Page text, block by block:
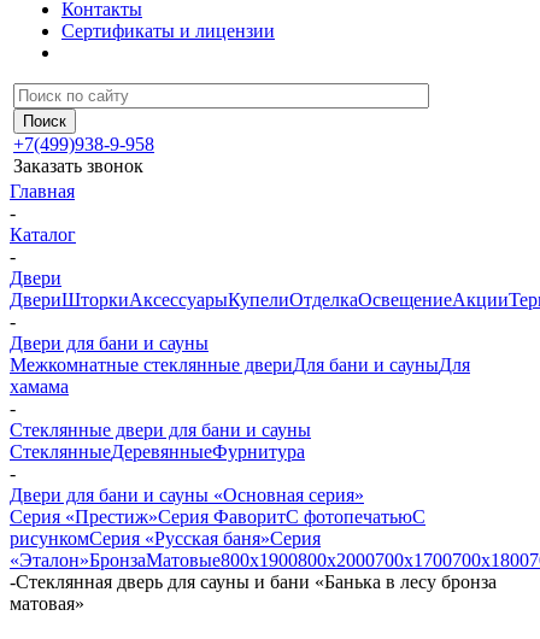
Контакты
Сертификаты и лицензии
+7(499)938-9-958
Заказать звонок
Главная
-
Каталог
-
Двери
ДвериШторкиАксессуарыКупелиОтделкаОсвещениеАкции
-
Двери для бани и сауны
Межкомнатные стеклянные двериДля бани и сауныДля
хамама
-
Стеклянные двери для бани и сауны
СтеклянныеДеревянныеФурнитура
-
Двери для бани и сауны «Основная серия»
Серия «Престиж»Серия ФаворитС фотопечатьюС
рисункомСерия «Русская баня»Серия
«Эталон»БронзаМатовые800х1900800х2000700х1700700х1800
-Стеклянная дверь для сауны и бани «Банька в лесу бронза
матовая»